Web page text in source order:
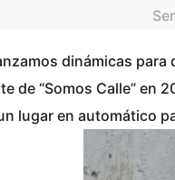
dinámicas para
de “Somos Calle” en
lugar en automático